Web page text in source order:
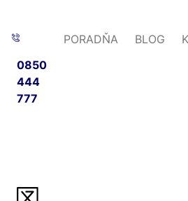
0850
444
777
PORADŇA BLOG